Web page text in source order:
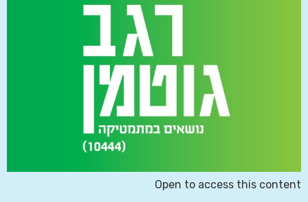
Open to access this content